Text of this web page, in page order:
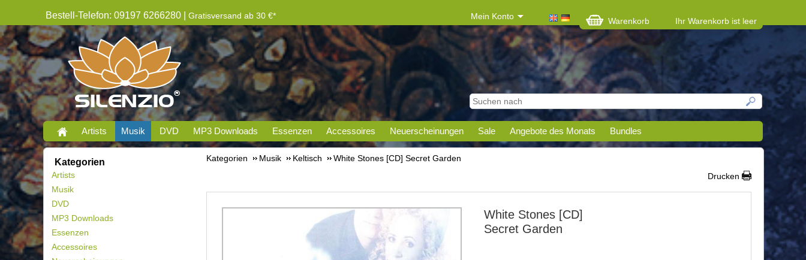
Bestell-Telefon: 09197 6266280 | Gratisversand ab 30 €* Mein Konto Warenkorb Ihr Warenkorb ist leer
Artists Musik DVD MP3 Downloads Essenzen Accessoires Neuerscheinungen Sale Angebote des Monats Bundles
Kategorien
Artists
Musik
DVD
MP3 Downloads
Essenzen
Accessoires
Kategorien Musik Keltisch
White Stones [CD] Secret Garden
Drucken
White Stones [CD]
Secret Garden